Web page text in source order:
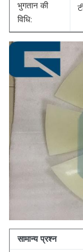
भुगतान की
विधि:
सामान्य प्रश्न